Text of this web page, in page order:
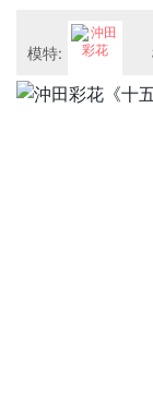
模特:
沖田彩花